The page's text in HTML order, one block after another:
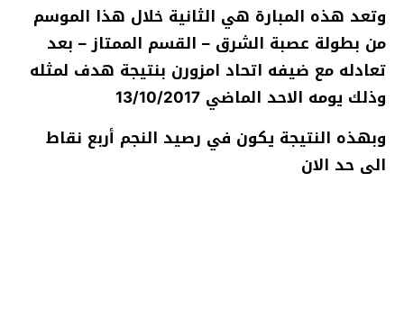
وتعد هذه المبارة هي الثانية خلال هذا الموسم
من بطولة عصبة الشرق – القسم الممتاز – بعد
تعادله مع ضيفه اتحاد امزورن بنتيجة هدف لمثله
وذلك يومه الاحد الماضي 13/10/2017
وبهذه النتيجة يكون في رصيد النجم أربع نقاط
الى حد الان